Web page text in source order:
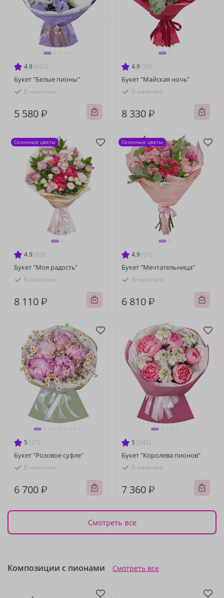
4.9 (653)
Букет "Белые пионы"
В наличии
5 580 ₽
4.9 (38)
Букет "Майская ночь"
В наличии
8 330 ₽
4.9 (83)
Букет "Моя радость"
В наличии
8 110 ₽
Сезонные цветы
4.9 (51)
Букет "Мечтательница"
В наличии
6 810 ₽
Сезонные цветы
5 (37)
Букет "Розовое суфле"
В наличии
6 700 ₽
5 (342)
Букет "Королева пионов"
В наличии
7 360 ₽
Смотреть все
Композиции с пионами Смотреть все